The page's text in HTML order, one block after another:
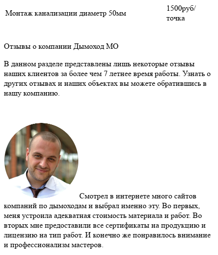
Монтаж канализации диаметр 50мм
1500руб/
точка
Отзывы о компании Дымоход МО
В данном разделе представлены лишь некоторые отзывы
наших клиентов за более чем 7 летнее время работы. Узнать о
других отзывах и наших объектах вы можете обратившись в
нашу компанию.
Смотрел в интернете много сайтов
компаний по дымоходам и выбрал именно эту. Во первых,
меня устроила адекватная стоимость материала и работ. Во
вторых мне предоставили все сертификаты на продукцию и
лицензию на тип работ. И конечно же понравилось внимание
и профессионализм мастеров.